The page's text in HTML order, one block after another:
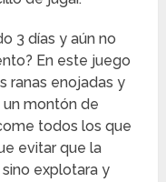
3 días y aún no
En este juego
ranas enojadas y
montón de
todos los que
evitar que la
explotara y